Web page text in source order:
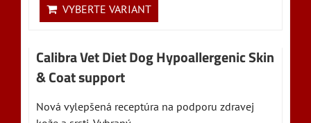
VYBERTE VARIANT
Calibra Vet Diet Dog Hypoallergenic Skin
& Coat support
Nová vylepšená receptúra na podporu zdravej